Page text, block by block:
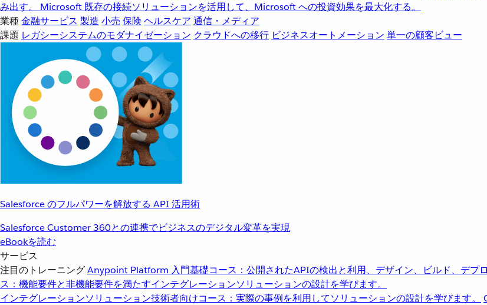
み出す。
Microsoft 既存の接続ソリューションを活用して、Microsoft への投資効果を最大化する。
業種金融サービス 製造 小売 保険 ヘルスケア 通信・メディア
課題 レガシーシステムのモダナイゼーション クラウドへの移行 ビジネスオートメーション 単一の顧客ビュー
Salesforce のフルパワーを解放する API 活用術
Salesforce Customer 360との連携でビジネスのデジタル変革を実現
eBookを読む
サービス
注目のトレーニングAnypoint Platform 入門基礎コース：公開されたAPIの検出と利用、デザイン、ビルド、デプ
ス：機能要件と非機能要件を満たすインテグレーションソリューションの設計を学びます。
インテグレーションソリューション技術者向けコース：実際の事例を利用してソリューションの設計を学びます。